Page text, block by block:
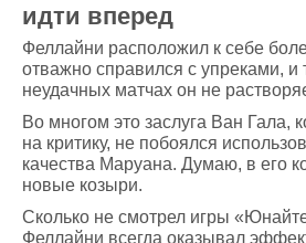
идти вперед
Феллайни расположил к себе
отважно справился с упреками, и
неудачных матчах он не
Во многом это заслуга Ван Гала,
на критику, не побоялся
качества Маруана. Думаю, в его
новые козыри.
Сколько не смотрел игры
Феллайни всегда оказывал